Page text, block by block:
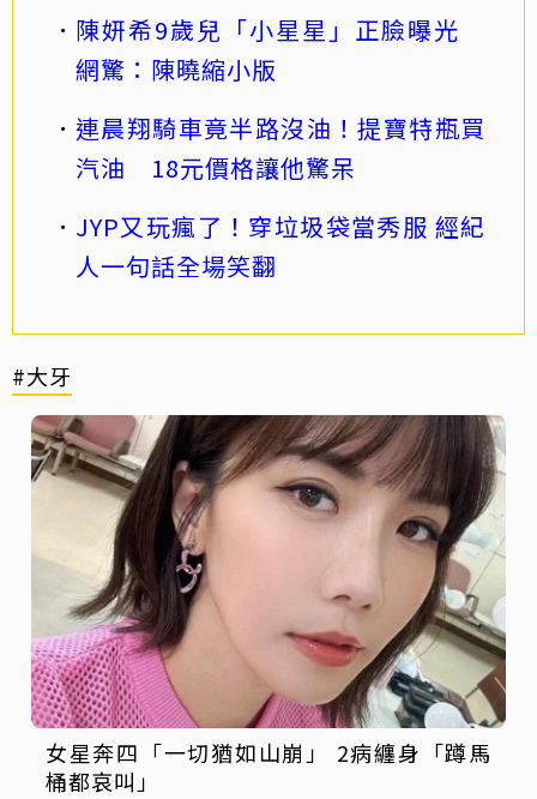
陳妍希9歲兒「小星星」正臉曝光
網驚：陳曉縮小版
連晨翔騎車竟半路沒油！提寶特瓶買
汽油 18元價格讓他驚呆
JYP又玩瘋了！穿垃圾袋當秀服 經紀
人一句話全場笑翻
#大牙
女星奔四「一切猶如山崩」 2病纏身「蹲馬
桶都哀叫」